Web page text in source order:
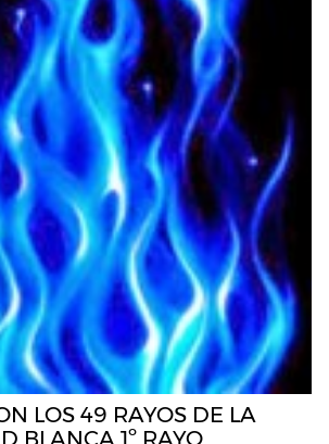
LOS 49 RAYOS DE LA
BLANCA 1º RAYO